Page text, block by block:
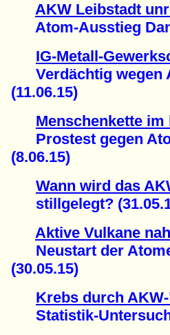
AKW Leibstadt
Atom-Ausstieg
IG-Metall-
Verdächtig wegen
(11.06.15)
Menschenkette
Prostest gegen
(8.06.15)
Wann wird das
stillgelegt?
Aktive Vulkane
Neustart der
(30.05.15)
Krebs durch
Statistik-